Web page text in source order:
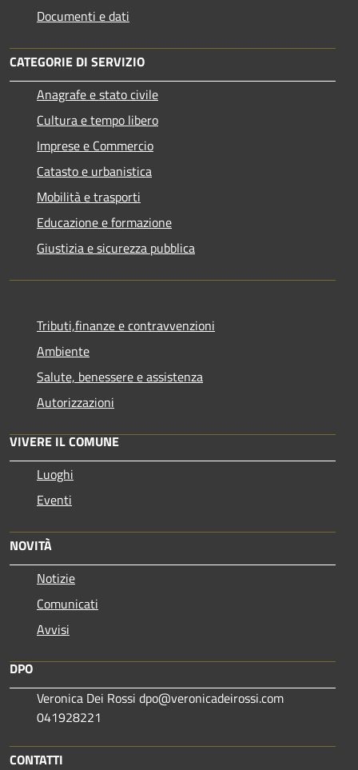
Documenti e dati
CATEGORIE DI SERVIZIO
Anagrafe e stato civile
Cultura e tempo libero
Imprese e Commercio
Catasto e urbanistica
Mobilità e trasporti
Educazione e formazione
Giustizia e sicurezza pubblica
Tributi,finanze e contravvenzioni
Ambiente
Salute, benessere e assistenza
Autorizzazioni
VIVERE IL COMUNE
Luoghi
Eventi
NOVITÀ
Notizie
Comunicati
Avvisi
DPO
Veronica Dei Rossi dpo@veronicadeirossi.com
041928221
CONTATTI